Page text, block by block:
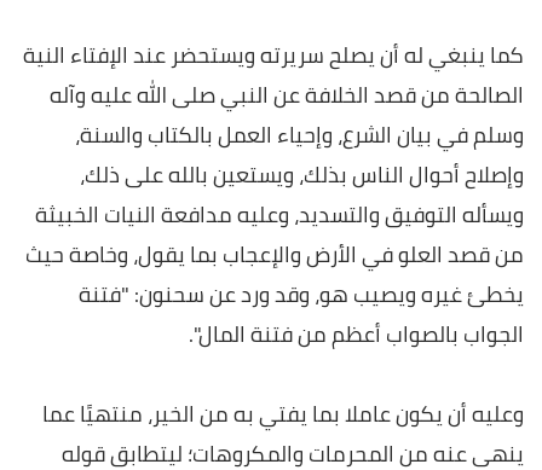
كما ينبغي له أن يصلح سريرته ويستحضر عند الإفتاء النية
الصالحة من قصد الخلافة عن النبي صلى الله عليه وآله
وسلم في بيان الشرع، وإحياء العمل بالكتاب والسنة،
وإصلاح أحوال الناس بذلك، ويستعين بالله على ذلك،
ويسأله التوفيق والتسديد، وعليه مدافعة النيات الخبيثة
من قصد العلو في الأرض والإعجاب بما يقول، وخاصة حيث
يخطئ غيره ويصيب هو، وقد ورد عن سحنون: "فتنة
الجواب بالصواب أعظم من فتنة المال".
وعليه أن يكون عاملا بما يفتي به من الخير، منتهيًا عما
ينهى عنه من المحرمات والمكروهات؛ ليتطابق قوله